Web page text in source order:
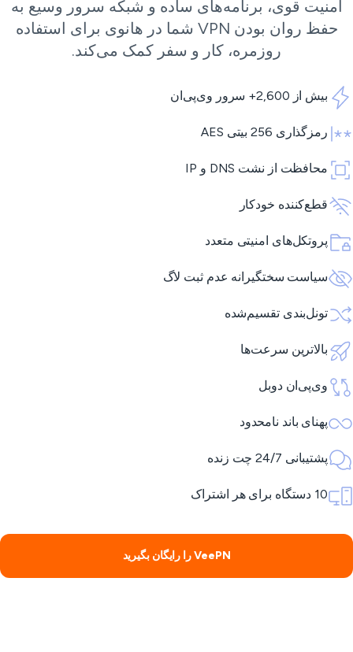
امنیت قوی، برنامه‌های ساده و شبکه سرور وسیع به
حفظ روان بودن VPN شما در هانوی برای استفاده
روزمره، کار و سفر کمک می‌کند.
بیش از 2,600+ سرور وی‌پی‌ان
رمزگذاری 256 بیتی AES
محافظت از نشت DNS و IP
قطع‌کننده خودکار
پروتکل‌های امنیتی متعدد
سیاست سختگیرانه عدم ثبت لاگ
تونل‌بندی تقسیم‌شده
بالاترین سرعت‌ها
وی‌پی‌ان دوبل
پهنای باند نامحدود
پشتیبانی 24/7 چت زنده
10 دستگاه برای هر اشتراک
VeePN را رایگان بگیرید